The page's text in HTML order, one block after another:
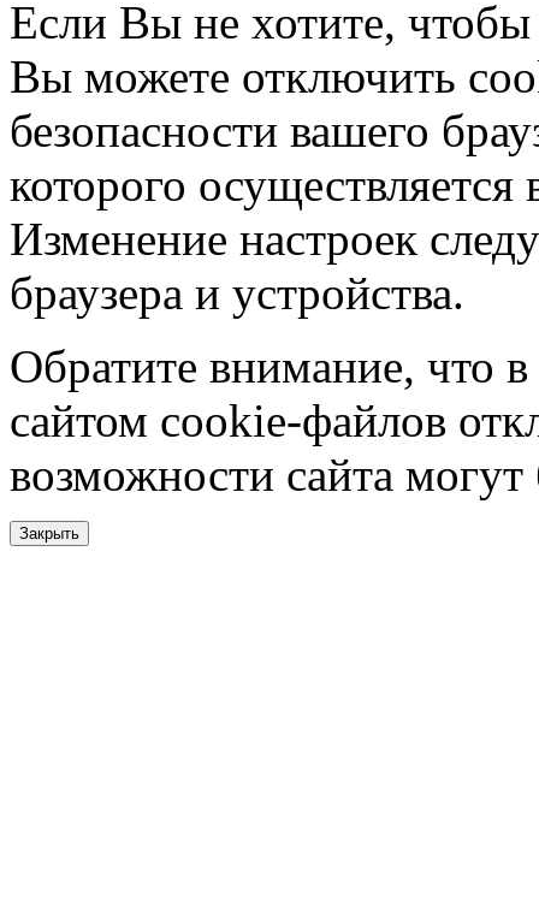
Если Вы не хотите,
Вы можете отключить
безопасности вашего
которого
Изменение настроек
браузера и устройства.
Обратите внимание, что в
сайтом cookie-файлов
возможности сайта
Закрыть